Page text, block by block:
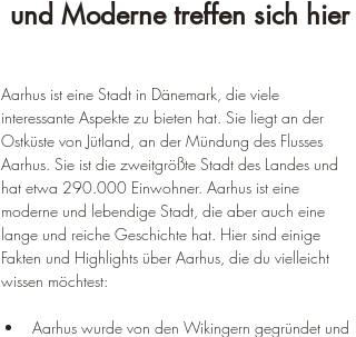
und Moderne treffen sich hier
Aarhus ist eine Stadt in Dänemark, die viele
interessante Aspekte zu bieten hat. Sie liegt an der
Ostküste von Jütland, an der Mündung des Flusses
Aarhus. Sie ist die zweitgrößte Stadt des Landes und
hat etwa 290.000 Einwohner. Aarhus ist eine
moderne und lebendige Stadt, die aber auch eine
lange und reiche Geschichte hat. Hier sind einige
Fakten und Highlights über Aarhus, die du vielleicht
wissen möchtest:
Aarhus wurde von den Wikingern gegründet und